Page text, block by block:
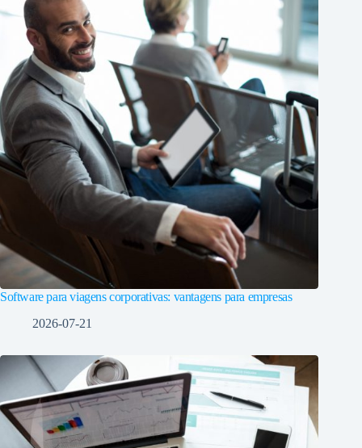
Software para viagens corporativas: vantagens para empresas
2026-07-21